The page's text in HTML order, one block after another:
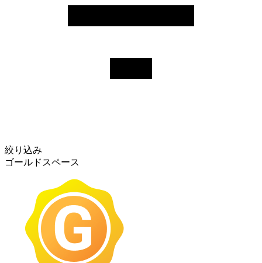
絞り込み
ゴールドスペース